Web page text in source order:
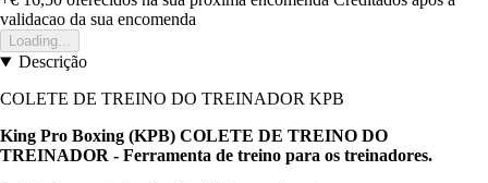
validacao da sua encomenda
Loading...
Descrição
COLETE DE TREINO DO TREINADOR KPB
King Pro Boxing (KPB) COLETE DE TREINO DO
TREINADOR - Ferramenta de treino para os treinadores.